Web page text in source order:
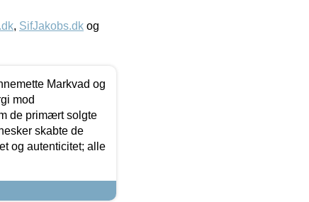
, SifJakobs.dk og
Markvad og
mod
de primært solgte
skabte de
og autenticitet; alle